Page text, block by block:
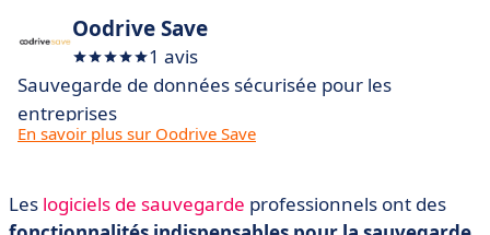
Oodrive Save
1 avis
Sauvegarde de données sécurisée pour les
entreprises
En savoir plus sur Oodrive Save
Les logiciels de sauvegarde professionnels ont des